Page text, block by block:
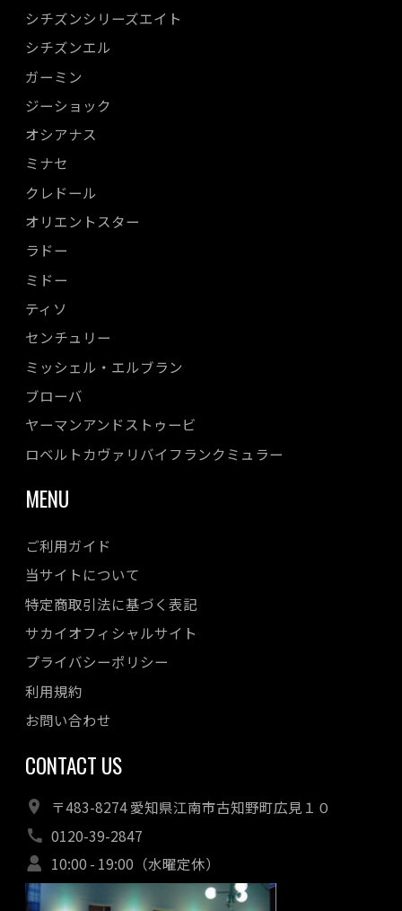
シチズンシリーズエイト
シチズンエル
ガーミン
ジーショック
オシアナス
ミナセ
クレドール
オリエントスター
ラドー
ミドー
ティソ
センチュリー
ミッシェル・エルブラン
ブローバ
ヤーマンアンドストゥービ
ロベルトカヴァリバイフランクミュラー
MENU
ご利用ガイド
当サイトについて
特定商取引法に基づく表記
サカイオフィシャルサイト
プライバシーポリシー
利用規約
お問い合わせ
CONTACT US
〒483-8274 愛知県江南市古知野町広見１０
0120-39-2847
10:00 - 19:00（水曜定休）